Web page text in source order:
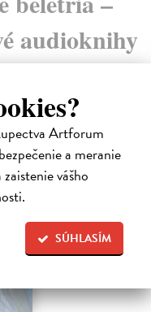
Artforum
a meranie
vášho
SÚHLASÍM
audioknihy